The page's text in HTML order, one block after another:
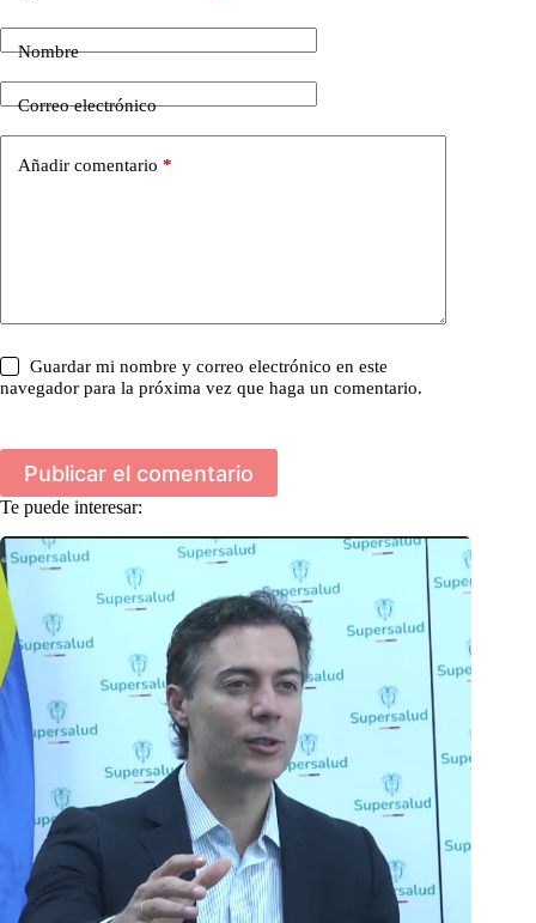
Nombre
Correo electrónico
Añadir comentario *
Guardar mi nombre y correo electrónico en este
navegador para la próxima vez que haga un comentario.
Publicar el comentario
Te puede interesar: